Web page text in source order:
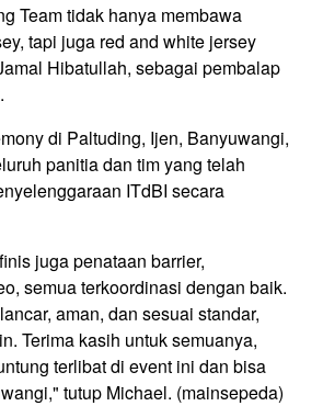
Team tidak hanya membawa
tapi juga red and white jersey
Hibatullah, sebagai pembalap
di Paltuding, Ijen, Banyuwangi,
panitia dan tim yang telah
ITdBI secara
juga penataan barrier,
semua terkoordinasi dengan baik.
aman, dan sesuai standar,
Terima kasih untuk semuanya,
terlibat di event ini dan bisa
tutup Michael. (mainsepeda)